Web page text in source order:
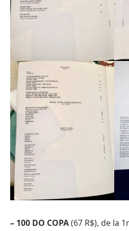
– 100 DO COPA(67 R$), de la